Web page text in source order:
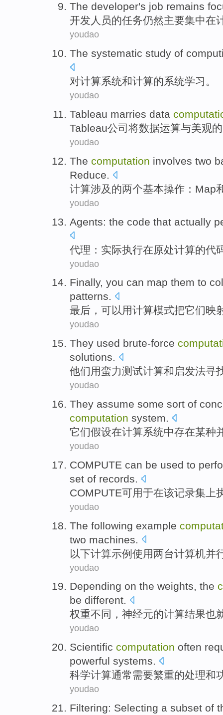
The developer's job remains
开发人员的任务仍然主要集中在
youdao
The systematic study of
对计算系统和计算的系统学习 。
youdao
Tableau marries data
Tableau公司将数据运算与美观的
youdao
The computation involves two
Reduce.
计算涉及 的两个基本操作 ： Map
youdao
Agents: the code that actually
代理 ： 实际执行在原处计算的代
youdao
Finally, you can map them to
patterns.
最后 ， 可以用计算模式把它们映
youdao
They used brute-force
solutions.
他们用蛮力测试计算和 启发法寻
youdao
They assume some sort of
computation system.
它们假设在计算系统中存在某种
youdao
COMPUTE can be used to
set of records.
COMPUTE可用于在该记录集 上
youdao
The following example
two machines
以下计算示例使用两台计算机并
youdao
Depending on the weights, the
be different.
权重不同 ， 神经元的计算结果也
youdao
Scientific computation often
powerful systems.
科学计算通常需要繁重的处理和
youdao
Filtering: Selecting a subset of